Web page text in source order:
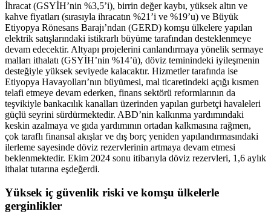
İhracat (GSYİH’nin %3,5’i), birrin değer kaybı, yüksek altın ve
kahve fiyatları (sırasıyla ihracatın %21’i ve %19’u) ve Büyük
Etiyopya Rönesans Barajı’ndan (GERD) komşu ülkelere yapılan
elektrik satışlarındaki istikrarlı büyüme tarafından desteklenmeye
devam edecektir. Altyapı projelerini canlandırmaya yönelik sermaye
malları ithalatı (GSYİH’nin %14’ü), döviz teminindeki iyileşmenin
desteğiyle yüksek seviyede kalacaktır. Hizmetler tarafında ise
Etiyopya Havayolları’nın büyümesi, mal ticaretindeki açığı kısmen
telafi etmeye devam ederken, finans sektörü reformlarının da
teşvikiyle bankacılık kanalları üzerinden yapılan gurbetçi havaleleri
güçlü seyrini sürdürmektedir. ABD’nin kalkınma yardımındaki
keskin azalmaya ve gıda yardımının ortadan kalkmasına rağmen,
çok taraflı finansal akışlar ve dış borç yeniden yapılandırmasındaki
ilerleme sayesinde döviz rezervlerinin artmaya devam etmesi
beklenmektedir. Ekim 2024 sonu itibarıyla döviz rezervleri, 1,6 aylık
ithalat tutarına eşdeğerdi.
Yüksek iç güvenlik riski ve komşu ülkelerle
gerginlikler